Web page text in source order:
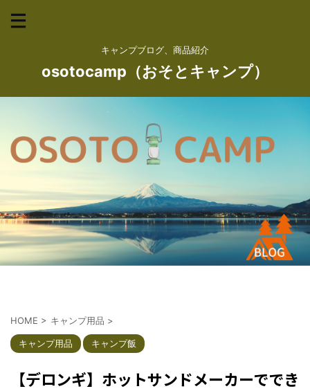
キャンプブログ、商品紹介
osotocamp（おそとキャンプ）
HOME > キャンプ用品 >
キャンプ用品 キャンプ飯
【デロンギ】ホットサンドメーカーででき